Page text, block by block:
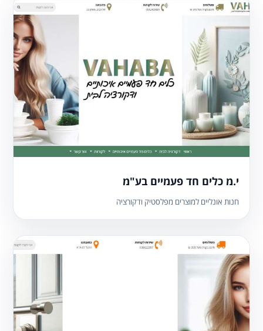
י.מ כלים חד פעמיים בע"מ
חנות אונליים למוצרים מפלסטיק ודקורציה